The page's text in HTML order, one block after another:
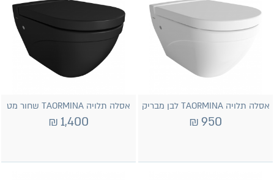
אסלה תלויה TAORMINA לבן מבריק
950
₪
אסלה תלויה TAORMINA שחור מט
1,400
₪